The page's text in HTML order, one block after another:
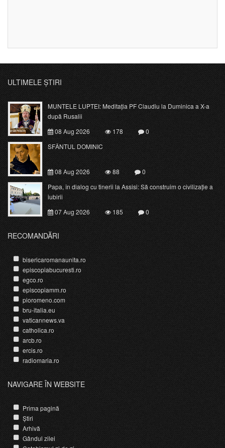
ULTIMELE ȘTIRI
MUNTELE LUPTEI: Meditația PF Claudiu la Duminica a X-a
după Rusalii
08 Aug 2026
178
0
SFÂNTUL DOMINIC
08 Aug 2026 88
0
Papa, în dialog cu tinerii la Assisi: Să construim o civilizație a
iubirii
07 Aug 2026
185 0
RECOMANDĂRI
bisericaromanaunita.ro
episcopiabucuresti.ro
egco.ro
episcopiamm.ro
pioromeno.com
bru-italia.eu
vaticannews.va
catholica.ro
arcb.ro
ercis.ro
radiomaria.ro
NAVIGARE ÎN WEBSITE
Prima pagină
Știri
Arhivă
Gândul zilei